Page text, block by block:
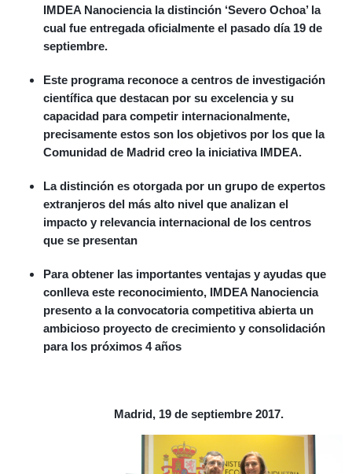
IMDEA Nanociencia la distinción ‘Severo Ochoa’ la
cual fue entregada oficialmente el pasado día 19 de
septiembre.
Este programa reconoce a centros de investigación
científica que destacan por su excelencia y su
capacidad para competir internacionalmente,
precisamente estos son los objetivos por los que la
Comunidad de Madrid creo la iniciativa IMDEA.
La distinción es otorgada por un grupo de expertos
extranjeros del más alto nivel que analizan el
impacto y relevancia internacional de los centros
que se presentan
Para obtener las importantes ventajas y ayudas que
conlleva este reconocimiento, IMDEA Nanociencia
presento a la convocatoria competitiva abierta un
ambicioso proyecto de crecimiento y consolidación
para los próximos 4 años
Madrid, 19 de septiembre 2017.